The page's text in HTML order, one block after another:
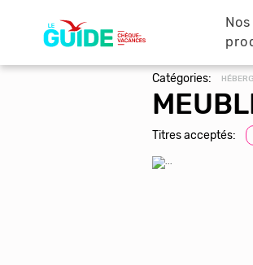
Nos
Catégories:
Titres acceptés: